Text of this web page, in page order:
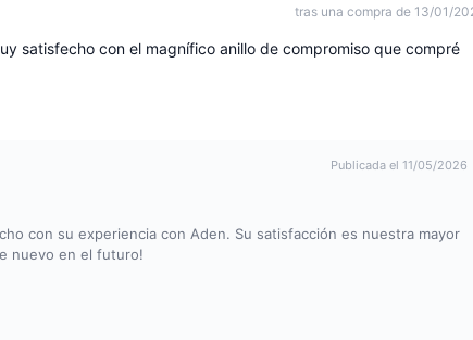
tras una compra de 13/01/
satisfecho con el magnífico anillo de compromiso que compré
Publicada el 11/05/2026
con su experiencia con Aden. Su satisfacción es nuestra mayor
nuevo en el futuro!